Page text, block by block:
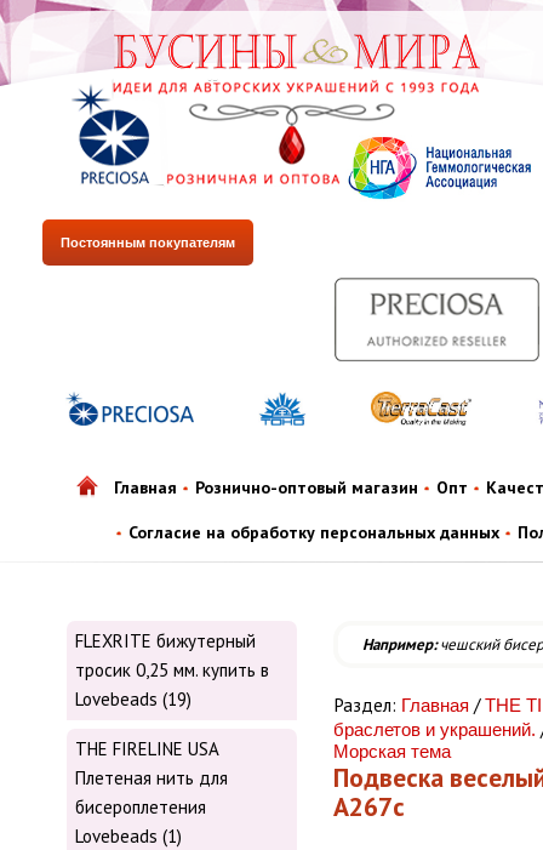
Постоянным покупателям
Главная Рознично-оптовый магазин Опт
Согласие на обработку персональных данных
FLEXRITE бижутерный
тросик 0,25 мм. купить в
Lovebeads (19)
THE FIRELINE USA
Плетеная нить для
бисероплетения
Lovebeads (1)
Например:чешский бисер
Раздел: Главная /THE
браслетов и украшений.
Морская тема
Подвеска
А267с